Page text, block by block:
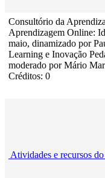
Consultório da
Aprendizagem Online:
maio, dinamizado por
Learning e Inovação
moderado por Mário
Créditos: 0
Atividades e recursos